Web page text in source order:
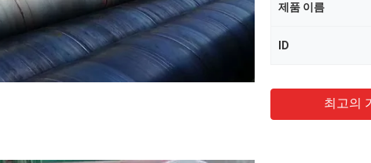
제품 이름
ID
최고의